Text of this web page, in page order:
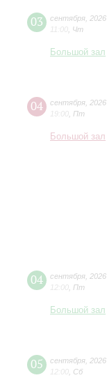
03 сентября 2026
11:00 Чт
Большой зал
04 сентября 2026
19:00 Пт
Большой зал
04 сентября 2026
12:00 Пт
Большой зал
05 сентября 2026
12:00 Сб